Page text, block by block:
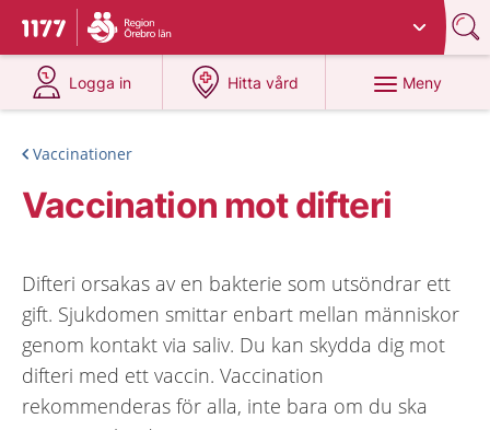
Till startsidan för 1177
Du har valt region
Logga in
på 1177.se
Hitta vård
på 1177.se
Meny
Vaccinationer
Vaccination mot difteri
Difteri orsakas av en bakterie som utsöndrar ett
gift. Sjukdomen smittar enbart mellan människor
genom kontakt via saliv. Du kan skydda dig mot
difteri med ett vaccin. Vaccination
rekommenderas för alla, inte bara om du ska